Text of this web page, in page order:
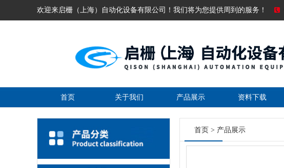
欢迎来启栅（上海）自动化设备有限公司！我们将为您提供周到的服务！
首页 关于我们 产品展示 资料下载
首页 > 产品展示